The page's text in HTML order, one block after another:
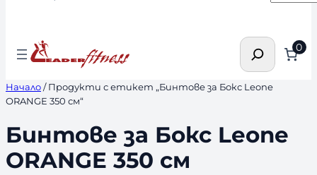
Търсене 0
Начало/ Продукти с етикет „Бинтове за Бокс Leone
ORANGE 350 см“
Бинтове за Бокс Leone
ORANGE 350 см